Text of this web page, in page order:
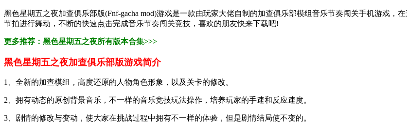
黑色星期五之夜加查俱乐部版(Fnf-gacha mod)游戏是一款由玩家大佬自制的加查俱乐部模组音乐节奏闯关手机游戏
节拍进行舞动，不断的快速点击完成音乐节奏闯关竞技，喜欢的朋友快来下载吧!
更多推荐：黑色星期五之夜所有版本合集>>>
黑色星期五之夜加查俱乐部版游戏简介
1、全新的加查模组，高度还原的人物角色形象，以及关卡的修改。
2、拥有动态的原创背景音乐，不一样的音乐竞技玩法操作，培养玩家的手速和反应速度。
3、剧情的修改与变动，使大家在挑战过程中拥有不一样的体验，但是剧情结局使不变的。